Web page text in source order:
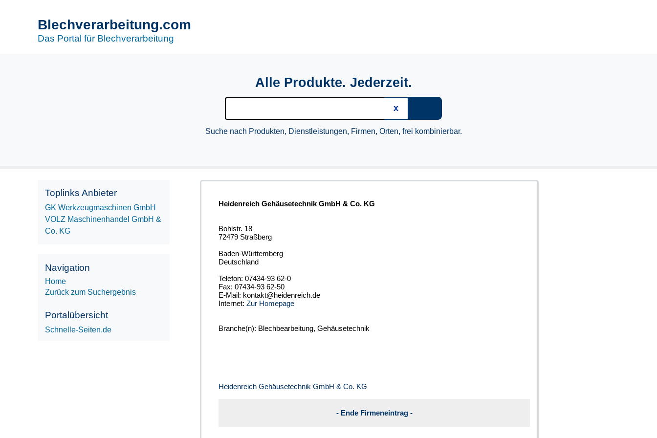
Blechverarbeitung.com
Das Portal für Blechverarbeitung
Alle Produkte. Jederzeit.
Suche nach Produkten, Dienstleistungen, Firmen, Orten, frei kombinierbar.
Toplinks Anbieter
GK Werkzeugmaschinen GmbH
VOLZ Maschinenhandel GmbH &
Co. KG
Navigation
Home
Zurück zum Suchergebnis
Portalübersicht
Schnelle-Seiten.de
Heidenreich Gehäusetechnik GmbH & Co. KG
Bohlstr. 18
72479 Straßberg
Baden-Württemberg
Deutschland
Telefon: 07434-93 62-0
Fax: 07434-93 62-50
E-Mail: kontakt@heidenreich.de
Internet: Zur Homepage
Branche(n): Blechbearbeitung, Gehäusetechnik
Heidenreich Gehäusetechnik GmbH & Co. KG
- Ende Firmeneintrag -